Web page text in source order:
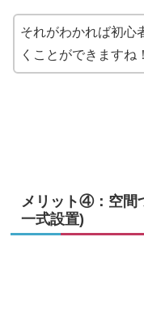
それがわかれば初心
くことができますね！
メリット④：空間
一式設置)